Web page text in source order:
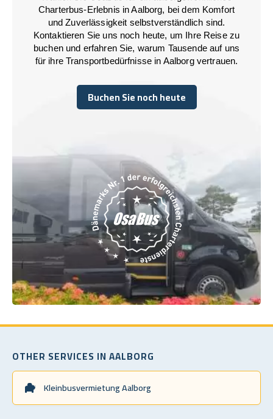
Charterbus-Erlebnis in Aalborg, bei dem Komfort
und Zuverlässigkeit selbstverständlich sind.
Kontaktieren Sie uns noch heute, um Ihre Reise zu
buchen und erfahren Sie, warum Tausende auf uns
für ihre Transportbedürfnisse in Aalborg vertrauen.
Buchen Sie noch heute
Buchen Sie noch heute
OTHER SERVICES IN AALBORG
Kleinbusvermietung Aalborg